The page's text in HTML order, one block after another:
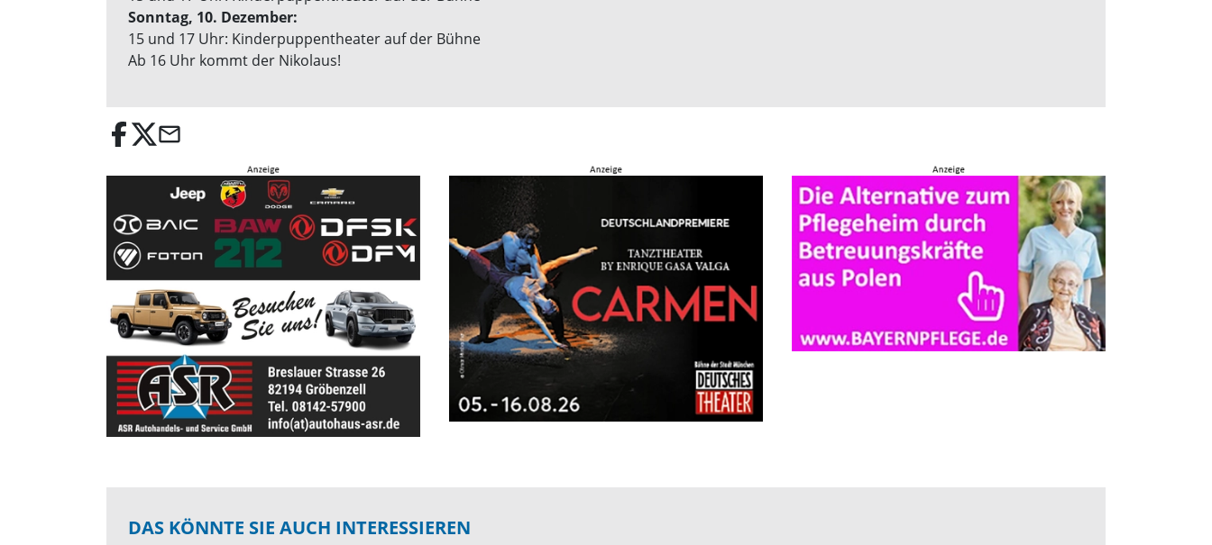
Sonntag, 10. Dezember:
15 und 17 Uhr: Kinderpuppentheater auf der Bühne
Ab 16 Uhr kommt der Nikolaus!
email
DAS KÖNNTE SIE AUCH INTERESSIEREN